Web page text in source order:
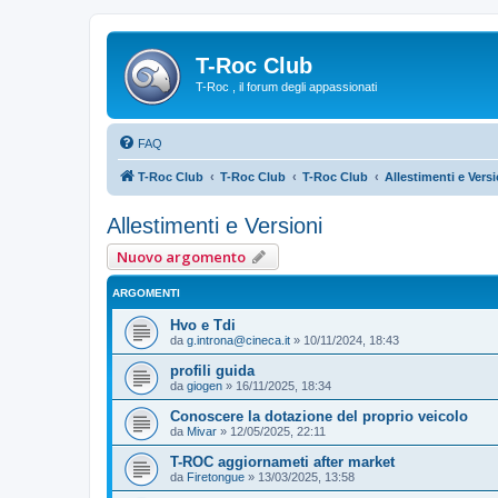
T-Roc Club
T-Roc , il forum degli appassionati
FAQ
T-Roc Club T-Roc Club T-Roc Club Allestimenti e
Allestimenti e Versioni
Nuovo argomento
ARGOMENTI
Hvo e Tdi
da g.introna@cineca.it » 10/11/2024, 18:43
profili guida
da giogen » 16/11/2025, 18:34
Conoscere la dotazione del proprio veicolo
da Mivar » 12/05/2025, 22:11
T-ROC aggiornameti after market
da Firetongue » 13/03/2025, 13:58